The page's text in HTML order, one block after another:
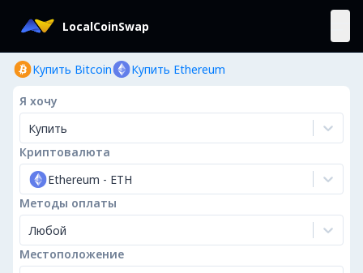
LocalCoinSwap
Купить Bitcoin Купить Ethereum
Я хочу
Купить
Криптовалюта
Ethereum - ETH
Методы оплаты
Любой
Местоположение